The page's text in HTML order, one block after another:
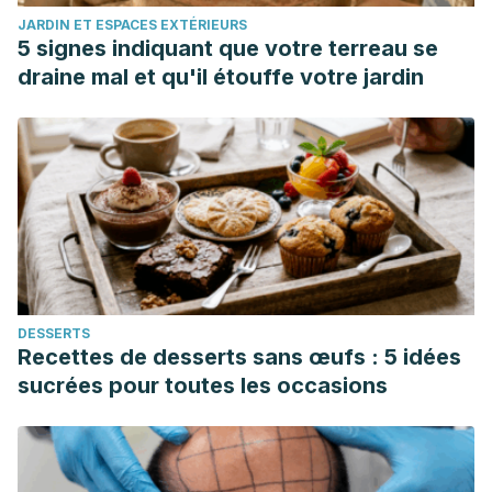
organizaciones.Psicología conductual
JARDIN ET ESPACES EXTÉRIEURS
5 signes indiquant que votre terreau se
draine mal et qu'il étouffe votre jardin
DESSERTS
Recettes de desserts sans œufs : 5 idées
sucrées pour toutes les occasions